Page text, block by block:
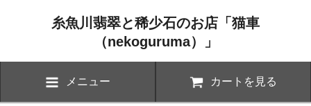
糸魚川翡翠と稀少石のお店「猫車
（nekoguruma）」
メニュー カートを見る